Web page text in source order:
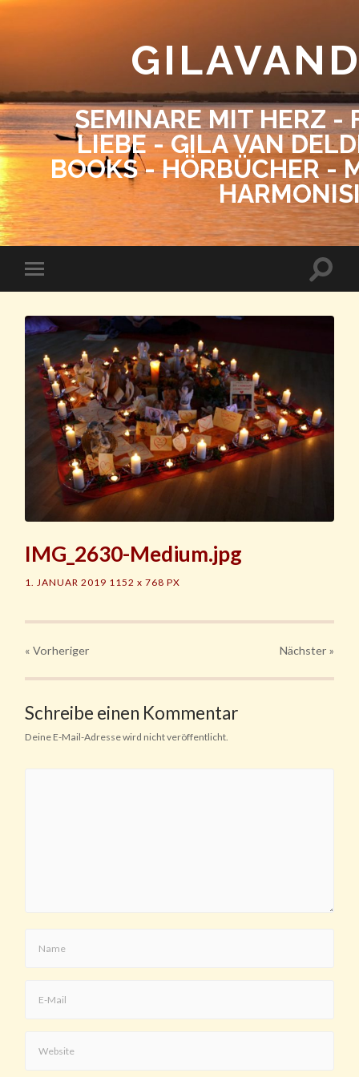
SEMINARE MIT HERZ -
LIEBE - GILA VAN
BOOKS - HÖRBÜCHER -
IMG_2630-Medium.jpg
1. JANUAR 2019 1152x 768 PX
« Vorheriger Nächster »
Schreibe einen Kommentar
Deine E-Mail-Adresse wird nicht veröffentlicht.